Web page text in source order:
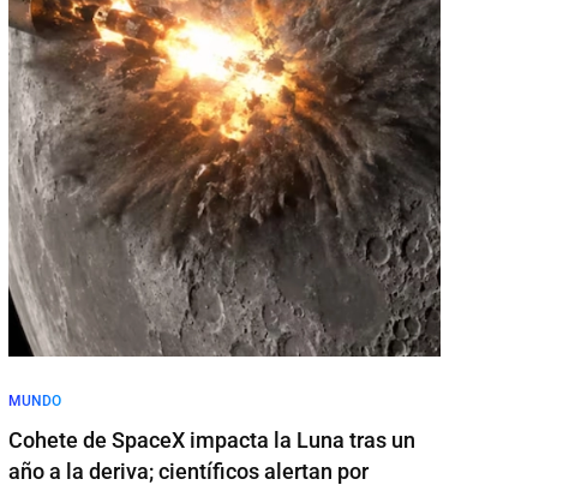
MUNDO
Cohete de SpaceX impacta la Luna tras un
año a la deriva; científicos alertan por